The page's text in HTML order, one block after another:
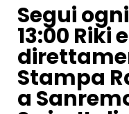
Segui
13:00 Riki
Stampa
a